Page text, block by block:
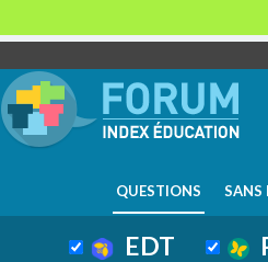
QUESTIONS SANS
EDT